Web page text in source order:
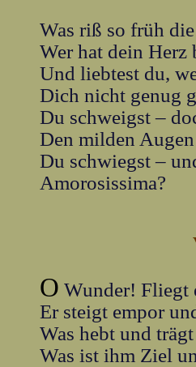
Was riß so früh
Wer hat dein Herz
Und liebtest du,
Dich nicht genug
Du schweigst –
Den milden
Du schwiegst –
Amorosissima?
O Wunder! Fliegt
Er steigt empor
Was hebt und
Was ist ihm Ziel